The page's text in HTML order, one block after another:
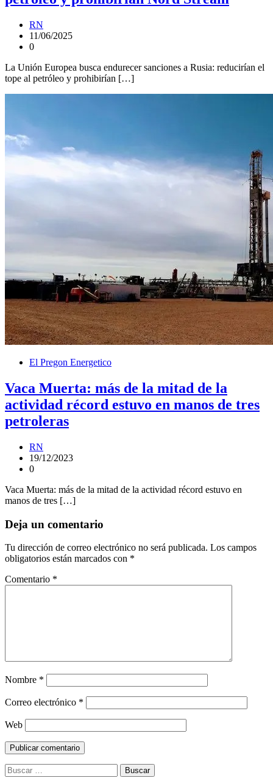
RN
11/06/2025
0
La Unión Europea busca endurecer sanciones a Rusia: reducirían el
tope al petróleo y prohibirían […]
El Pregon Energetico
Vaca Muerta: más de la mitad de la
actividad récord estuvo en manos de tres
petroleras
RN
19/12/2023
0
Vaca Muerta: más de la mitad de la actividad récord estuvo en
manos de tres […]
Deja un comentario
Tu dirección de correo electrónico no será publicada. Los campos
obligatorios están marcados con *
Comentario *
Nombre *
Correo electrónico *
Web
Buscar: